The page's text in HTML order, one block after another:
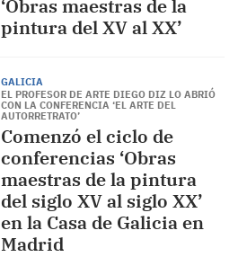
‘Obras maestras de la
pintura del XV al XX’
GALICIA
EL PROFESOR DE ARTE DIEGO DIZ LO ABRIÓ
CON LA CONFERENCIA ‘EL ARTE DEL
AUTORRETRATO’
Comenzó el ciclo de
conferencias ‘Obras
maestras de la pintura
del siglo XV al siglo XX’
en la Casa de Galicia en
Madrid